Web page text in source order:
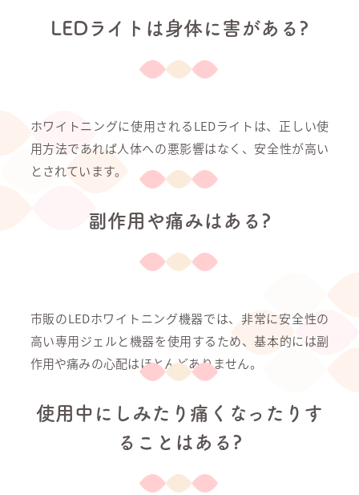
LEDライトは身体に害がある?
ホワイトニングに使用されるLEDライトは、正しい使
用方法であれば人体への悪影響はなく、安全性が高い
とされています。
副作用や痛みはある?
市販のLEDホワイトニング機器では、非常に安全性の
高い専用ジェルと機器を使用するため、基本的には副
作用や痛みの心配はほとんどありません。
使用中にしみたり痛くなったりす
ることはある?